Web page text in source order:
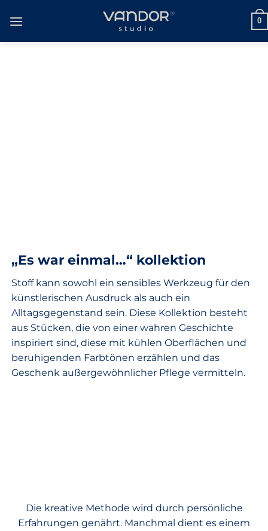
Inhalt
0
„Es war einmal…“ kollektion
Stoff kann sowohl ein sensibles Werkzeug für den
künstlerischen Ausdruck als auch ein
Alltagsgegenstand sein. Diese Kollektion besteht
aus Stücken, die von einer wahren Geschichte
inspiriert sind, diese mit kühlen Oberflächen und
beruhigenden Farbtönen erzählen und das
Geschenk außergewöhnlicher Pflege vermitteln.
Die kreative Methode wird durch persönliche
Erfahrungen genährt. Manchmal dient es einem